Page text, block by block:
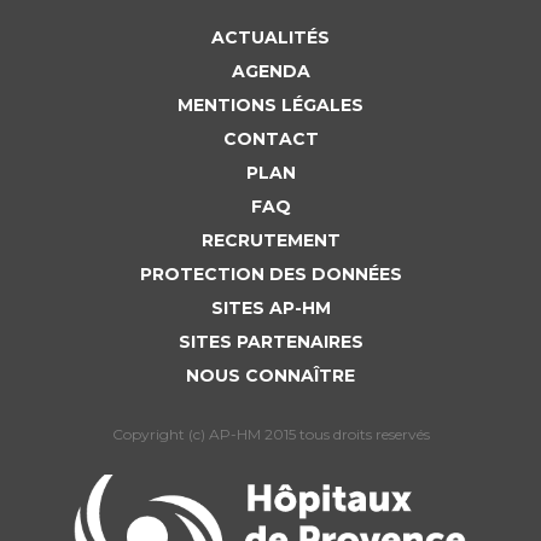
Nos indicateurs qualité et de sécurité des soins
Protection des données
Les recherches en santé à l’AP-HM
Lieu de santé sans tabac
ACTUALITÉS
AGENDA
MENTIONS LÉGALES
CONTACT
PLAN
FAQ
RECRUTEMENT
PROTECTION DES DONNÉES
SITES AP-HM
SITES PARTENAIRES
NOUS CONNAÎTRE
Copyright (c) AP-HM 2015 tous droits reservés